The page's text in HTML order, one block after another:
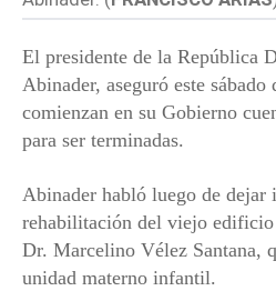
El presidente de la República
Abinader, aseguró este sábado
comienzan en su Gobierno
para ser terminadas.
Abinader habló luego de dejar
rehabilitación del viejo
Dr. Marcelino Vélez Santana,
unidad materno infantil.